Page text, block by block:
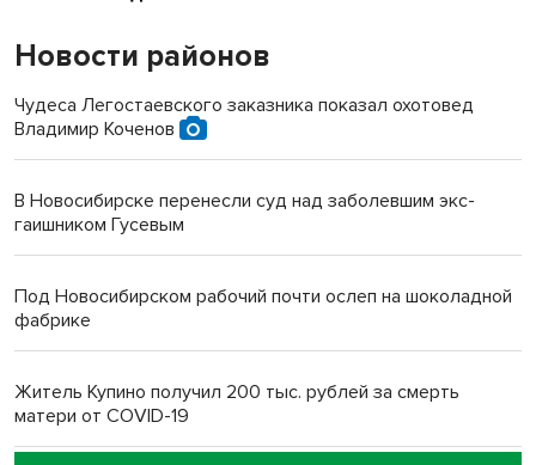
Новости районов
Чудеса Легостаевского заказника показал охотовед
Владимир Коченов
В Новосибирске перенесли суд над заболевшим экс-
гаишником Гусевым
Под Новосибирском рабочий почти ослеп на шоколадной
фабрике
Житель Купино получил 200 тыс. рублей за смерть
матери от COVID-19